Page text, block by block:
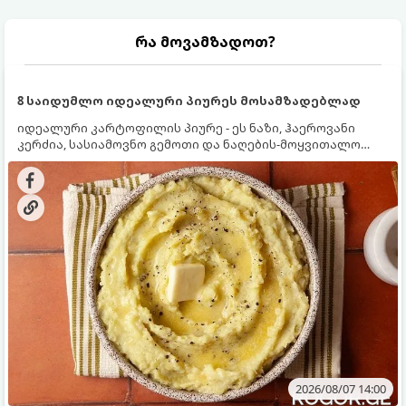
რა მოვამზადოთ?
8 საიდუმლო იდეალური პიურეს მოსამზადებლად
იდეალური კარტოფილის პიურე - ეს ნაზი, ჰაეროვანი
კერძია, სასიამოვნო გემოთი და ნაღების-მოყვითალო
ფერით. მისი მომზადება ძალიან მარტივია, მაგრამ
არსებობს რამდენიმე საიდუმლო, რომლებიც უნდა
იცოდეთ, რომ პიურე იდეალურად გემრიელი გამოვიდეს.
2026/08/07 14:00